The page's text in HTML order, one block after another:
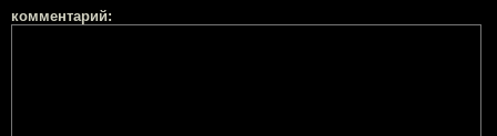
комментарий: